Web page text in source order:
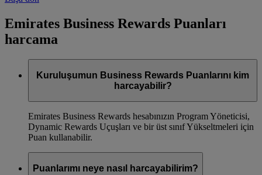
Emirates Business Rewards Puanları
harcama
Kuruluşumun Business Rewards Puanlarını kim
harcayabilir?
Emirates Business Rewards hesabınızın Program Yöneticisi,
Dynamic Rewards Uçuşları ve bir üst sınıf Yükseltmeleri için
Puan kullanabilir.
Puanlarımı neye nasıl harcayabilirim?